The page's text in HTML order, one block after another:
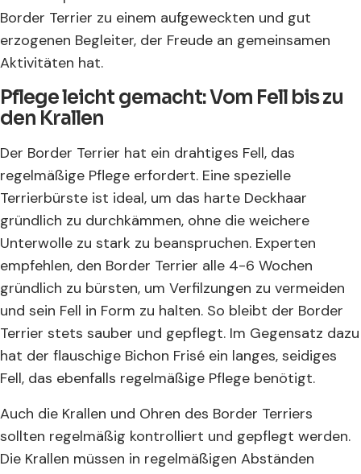
Border Terrier zu einem aufgeweckten und gut
erzogenen Begleiter, der Freude an gemeinsamen
Aktivitäten hat.
Pflege leicht gemacht: Vom Fell bis zu
den Krallen
Der Border Terrier hat ein drahtiges Fell, das
regelmäßige Pflege erfordert. Eine spezielle
Terrierbürste ist ideal, um das harte Deckhaar
gründlich zu durchkämmen, ohne die weichere
Unterwolle zu stark zu beanspruchen. Experten
empfehlen, den Border Terrier alle 4-6 Wochen
gründlich zu bürsten, um Verfilzungen zu vermeiden
und sein Fell in Form zu halten. So bleibt der Border
Terrier stets sauber und gepflegt. Im Gegensatz dazu
hat der flauschige Bichon Frisé ein langes, seidiges
Fell, das ebenfalls regelmäßige Pflege benötigt.
Auch die Krallen und Ohren des Border Terriers
sollten regelmäßig kontrolliert und gepflegt werden.
Die Krallen müssen in regelmäßigen Abständen